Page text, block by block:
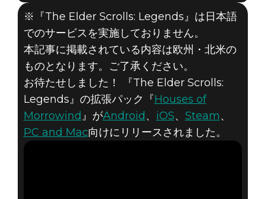
2018年4月05日
THE ELDER
SCROLLS:
LEGENDS – 拡
張パック
※『The Elder Scrolls: Legends』は日本語
でのサービスを実施しておりません。
本記事に掲載されている内容は欧州・北米の
ものとなります。ご了承ください。
お待たせしました！ 『The Elder Scrolls:
Legends』の拡張パック『Houses of
Morrowind 』がAndroid 、 iOS、 Steam、
PC and Mac向けにリリースされました。